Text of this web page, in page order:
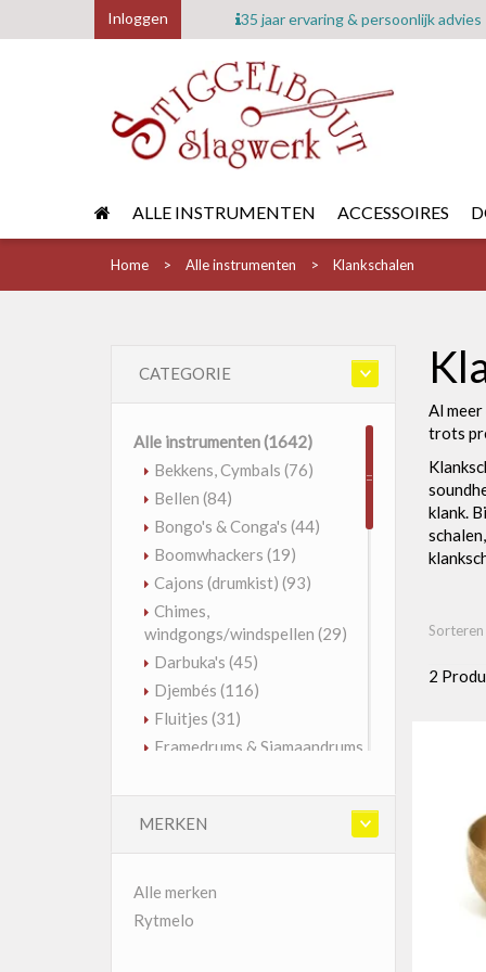
Inloggen 35 jaar ervaring & persoonlijk advies
ALLE INSTRUMENTEN ACCESSOIRES
Home Alle instrumenten Klankschalen
CATEGORIE
Alle instrumenten(1642)
Bekkens, Cymbals (76)
Bellen (84)
Bongo's & Conga's (44)
Boomwhackers (19)
Cajons (drumkist) (93)
Chimes,
windgongs/windspellen (29)
Darbuka's (45)
Djembés (116)
Fluitjes (31)
Framedrums & Sjamaandrums
Geluidseffecten(99)
Gongs(51)
Guiro's, raspen(19)
Handpannen & Tongdrums
(180)
Kalebassen
MERKEN
Alle merken
Rytmelo
Al
trots
klank.
Sorteren
2